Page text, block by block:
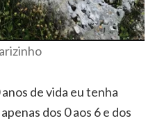
de vida eu tenha
dos 0 aos 6 e dos